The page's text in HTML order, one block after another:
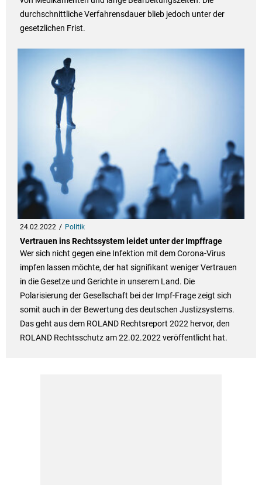
durchschnittliche Verfahrensdauer blieb jedoch unter der
gesetzlichen Frist.
24.02.2022 Politik
Vertrauen ins Rechtssystem leidet unter der Impffrage
Wer sich nicht gegen eine Infektion mit dem Corona-Virus
impfen lassen möchte, der hat signifikant weniger Vertrauen
in die Gesetze und Gerichte in unserem Land. Die
Polarisierung der Gesellschaft bei der Impf-Frage zeigt sich
somit auch in der Bewertung des deutschen Justizsystems.
Das geht aus dem ROLAND Rechtsreport 2022 hervor, den
ROLAND Rechtsschutz am 22.02.2022 veröffentlicht hat.